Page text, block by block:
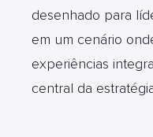
desenhado para
em um cenário
experiências
central da